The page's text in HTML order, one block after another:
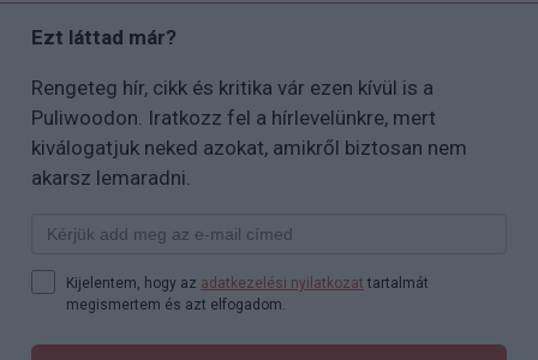
Ezt láttad már?
Rengeteg hír, cikk és kritika vár ezen kívül is a
Puliwoodon. Iratkozz fel a hírlevelünkre, mert
kiválogatjuk neked azokat, amikről biztosan nem
akarsz lemaradni.
Kijelentem, hogy az adatkezelési nyilatkozat tartalmát
megismertem és azt elfogadom.